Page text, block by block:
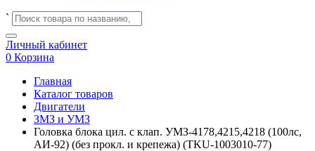
`
Личный кабинет
0 Корзина
Главная
Каталог товаров
Двигатели
ЗМЗ и УМЗ
Головка блока цил. с клап. УМЗ-4178,4215,4218 (100лс,
АИ-92) (без прокл. и крепежа) (TKU-1003010-77)